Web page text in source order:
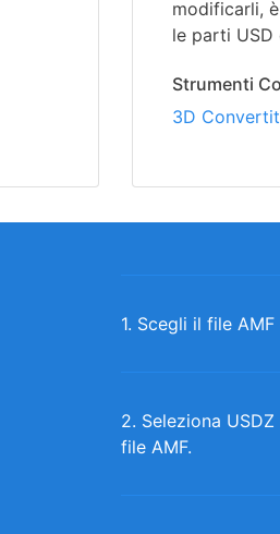
modificarli,
le parti USD
Strumenti
3D
1. Scegli il file
2. Seleziona
file AMF.